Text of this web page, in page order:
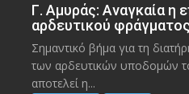
Γ. Αμυράς: Αναγκαία η
αρδευτικού
Σημαντικό βήμα για τη
των αρδευτικών υποδομών
αποτελεί η...